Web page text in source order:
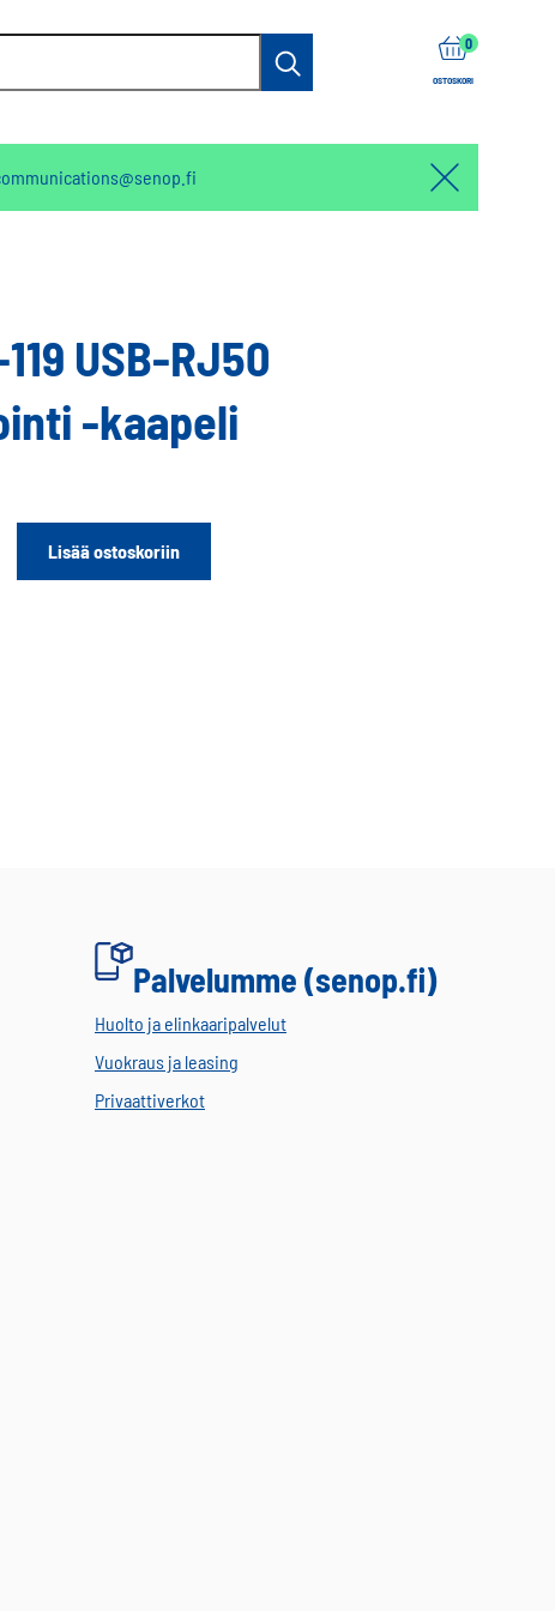
OSTOSKORI
0items
USB-RJ50
-kaapeli
Lisää ostoskoriin
Palvelumme (senop.fi)
Huolto ja elinkaaripalvelut
Vuokraus ja leasing
Privaattiverkot